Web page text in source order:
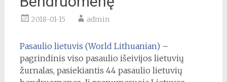
2018-01-15 admin
Pasaulio lietuvis (World Lithuanian)–
pagrindinis viso pasaulio išeivijos lietuvių
žurnalas, pasiekiantis 44 pasaulio lietuvių